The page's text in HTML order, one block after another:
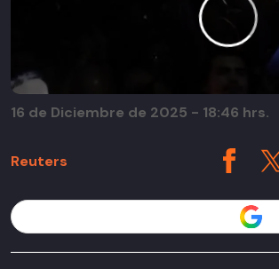
Reuters
16 de Diciembre de 2025 - 18:46 hrs.